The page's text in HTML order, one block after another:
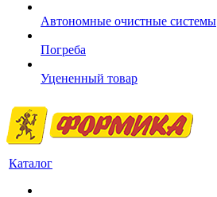
Автономные очистные системы
Погреба
Уцененный товар
Каталог